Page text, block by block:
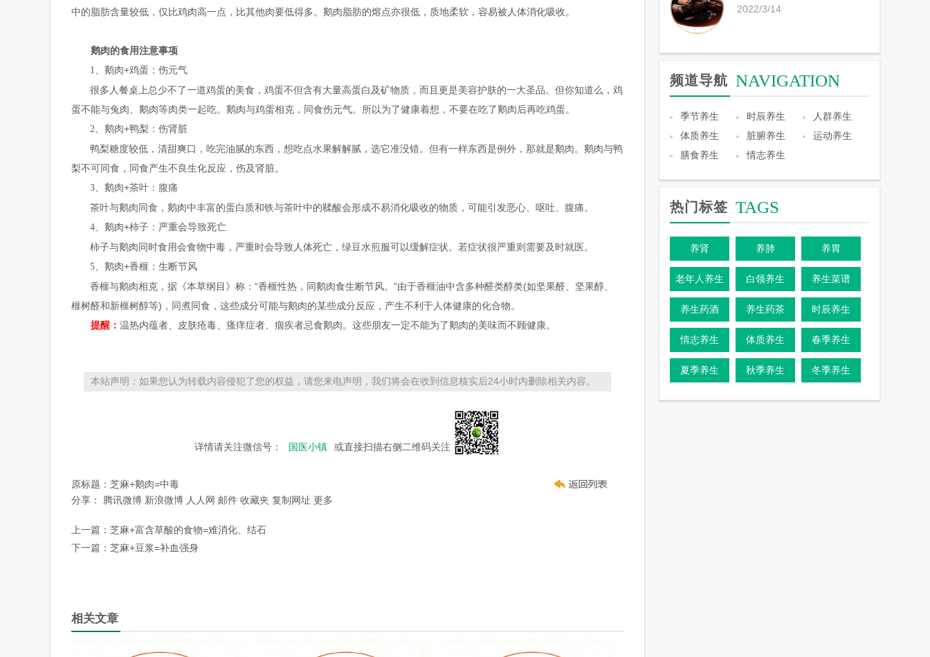
中的脂肪含量较低，仅比鸡肉高一点，比其他肉要低得多。鹅肉脂肪的熔点亦很低，质地柔软，容易被人体消化吸收。
鹅肉的食用注意事项
1 、鹅肉+鸡蛋：伤元气
很多人餐桌上总少不了一道鸡蛋的美食，鸡蛋不但含有大量高蛋白及矿物质，而且更是美容护肤的一大圣品。但你知道么，鸡
蛋不能与兔肉、鹅肉等肉类一起吃。鹅肉与鸡蛋相克，同食伤元气。所以为了健康着想，不要在吃了鹅肉后再吃鸡蛋。
2 、鹅肉+鸭梨：伤肾脏
鸭梨糖度较低，清甜爽口，吃完油腻的东西，想吃点水果解解腻，选它准没错。但有一样东西是例外，那就是鹅肉。鹅肉与鸭
梨不可同食，同食产生不良生化反应，伤及肾脏。
3 、鹅肉+茶叶：腹痛
茶叶与鹅肉同食，鹅肉中丰富的蛋白质和铁与茶叶中的鞣酸会形成不易消化吸收的物质，可能引发恶心、呕吐、腹痛。
4 、鹅肉+柿子：严重会导致死亡
柿子与鹅肉同时食用会食物中毒，严重时会导致人体死亡，绿豆水煎服可以缓解症状。若症状很严重则需要及时就医。
5 、鹅肉+香榧：生断节风
香榧与鹅肉相克，据《本草纲目》称：“香榧性热，同鹅肉食生断节风。”由于香榧油中含多种醛类醇类(如坚果醛、坚果醇、
榧树醛和新榧树醇等) ，同煮同食，这些成分可能与鹅肉的某些成分反应，产生不利于人体健康的化合物。
提醒： 温热内蕴者、皮肤疮毒、瘙痒症者、痼疾者忌食鹅肉。这些朋友一定不能为了鹅肉的美味而不顾健康。
本站声明：如果您认为转载内容侵犯了您的权益，请您来电声明，我们将会在收到信息核实后24小时内删除相关内容。
详情请关注微信号： 国医小镇 或直接扫描右侧二维码关注
原标题： 芝麻+鹅肉=中毒
分享：
腾讯微博 新浪微博 人人网 邮件 收藏夹 复制网址 更多
上一篇： 芝麻+富含草酸的食物=难消化、结石
下一篇： 芝麻+豆浆=补血强身
相关文章
2022/3/14
频道导航 NAVIGATION
季节养生 时辰养生
人群养生
体质养生
脏腑养生
运动养生
膳食养生
情志养生
热门标签 TAGS
养肾 养肺 养胃
老年人养生 白领养生 养生菜谱
养生药酒 养生药茶 时辰养生
情志养生 体质养生 春季养生
夏季养生 秋季养生 冬季养生